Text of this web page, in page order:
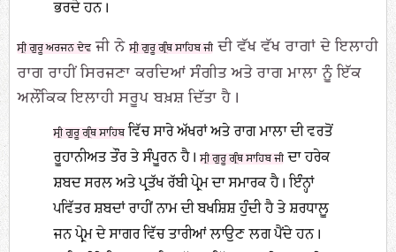
ਭਰਦੇ ਹਨ।
ਸ੍ਰੀ ਗੁਰੂ ਅਰਜਨ ਦੇਵਜੀ ਨੇਸ੍ਰੀ ਗੁਰੂ ਗ੍ਰੰਥ ਸਾਹਿਬ ਜੀ ਦੀ ਵੱਖ ਵੱਖ ਰਾਗਾਂ ਦੇ ਇਲਾਹੀ
ਰਾਗ ਰਾਹੀਂ ਸਿਰਜਣਾ ਕਰਦਿਆਂ ਸੰਗੀਤ ਅਤੇ ਰਾਗ ਮਾਲਾ ਨੂੰ ਇੱਕ
ਅਲੌਕਿਕ ਇਲਾਹੀ ਸਰੂਪ ਬਖ਼ਸ਼ ਦਿੱਤਾ ਹੈ।
ਸ੍ਰੀ ਗੁਰੂ ਗ੍ਰੰਥ ਸਾਹਿਬ ਵਿੱਚ ਸਾਰੇ ਅੱਖਰਾਂ ਅਤੇ ਰਾਗ ਮਾਲਾ ਦੀ ਵਰਤੋਂ
ਰੂਹਾਨੀਅਤ ਤੌਰ ਤੇ ਸੰਪੂਰਨ ਹੈ।ਸ੍ਰੀ ਗੁਰੂ ਗ੍ਰੰਥ ਸਾਹਿਬ ਜੀ ਦਾ ਹਰੇਕ
ਸ਼ਬਦ ਸਰਲ ਅਤੇ ਪ੍ਰਤੱਖ ਰੱਬੀ ਪ੍ਰੇਮ ਦਾ ਸਮਾਰਕ ਹੈ। ਇੰਨ੍ਹਾਂ
ਪਵਿੱਤਰ ਸ਼ਬਦਾਂ ਰਾਹੀਂ ਨਾਮ ਦੀ ਬਖਸ਼ਿਸ਼ ਹੁੰਦੀ ਹੈ ਤੇ ਸ਼ਰਧਾਲੂ
ਜਨ ਪ੍ਰੇਮ ਦੇ ਸਾਗਰ ਵਿੱਚ ਤਾਰੀਆਂ ਲਾਉਣ ਲਗ ਪੈਂਦੇ ਹਨ।